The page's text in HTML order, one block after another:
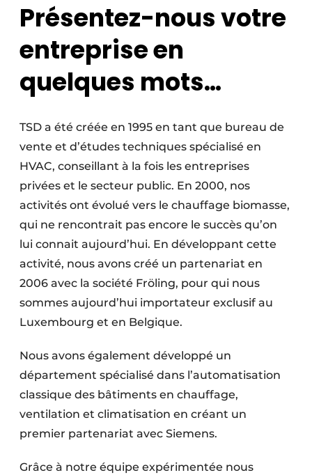
Présentez-nous votre
entreprise en
quelques mots…
TSD a été créée en 1995 en tant que bureau de
vente et d’études techniques spécialisé en
HVAC, conseillant à la fois les entreprises
privées et le secteur public. En 2000, nos
activités ont évolué vers le chauffage biomasse,
qui ne rencontrait pas encore le succès qu’on
lui connait aujourd’hui. En développant cette
activité, nous avons créé un partenariat en
2006 avec la société Fröling, pour qui nous
sommes aujourd’hui importateur exclusif au
Luxembourg et en Belgique.
Nous avons également développé un
département spécialisé dans l’automatisation
classique des bâtiments en chauffage,
ventilation et climatisation en créant un
premier partenariat avec Siemens.
Grâce à notre équipe expérimentée nous